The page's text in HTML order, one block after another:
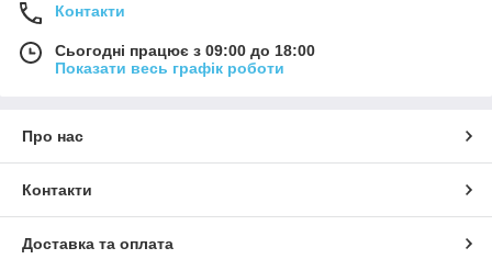
Контакти
Сьогодні працює з 09:00 до 18:00
Показати весь графік роботи
Про нас
Контакти
Доставка та оплата